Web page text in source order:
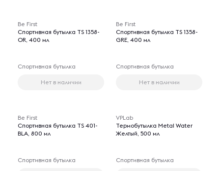
Be First
Спортивная бутылка TS 1358-
OR, 400 мл
Спортивная бутылка
Нет в наличии
Be First
Спортивная бутылка TS 1358-
GRE, 400 мл
Спортивная бутылка
Нет в наличии
Be First
Спортивная бутылка TS 401-
BLA, 800 мл
Спортивная бутылка
VPLab
Термобутылка Metal Water
Желтый, 500 мл
Спортивная бутылка